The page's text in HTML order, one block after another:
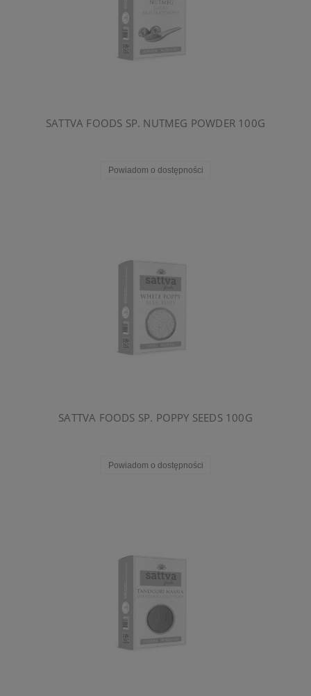
SATTVA FOODS SP. NUTMEG POWDER 100G
Powiadom o dostępności
SATTVA FOODS SP. POPPY SEEDS 100G
Powiadom o dostępności